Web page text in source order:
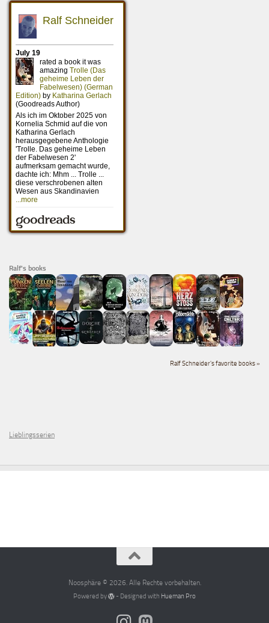
Ralf's books
Ralf Schneider's favorite books »
Lieblingsserien
Noosphäre © 2026. Alle Rechte vorbehalten.
Powered by - Designed with Hueman Pro